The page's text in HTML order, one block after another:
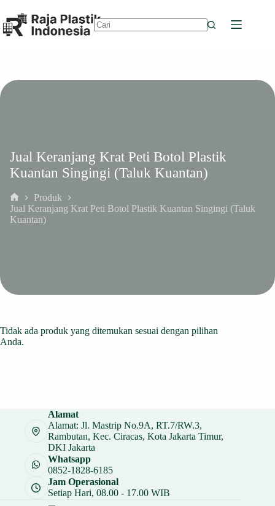
to
content
Jual Keranjang Krat Peti Botol Plastik
Kuantan Singingi (Taluk Kuantan)
Home
Produk
Jual Keranjang Krat Peti Botol Plastik Kuantan Singingi (Taluk
Kuantan)
Tidak ada produk yang ditemukan sesuai dengan pilihan
Anda.
Alamat
Alamat: Jl. Mastrip No.9A, RT.7/RW.3,
Rambutan, Kec. Ciracas, Kota Jakarta Timur,
DKI Jakarta
Whatsapp
0852-1828-6185
Jam Operasional
Setiap Hari, 08.00 - 17.00 WIB